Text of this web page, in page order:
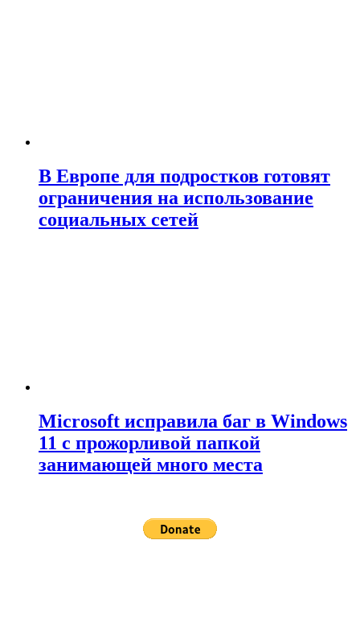
В Европе для подростков готовят
ограничения на использование
социальных сетей
Microsoft исправила баг в Windows
11 с прожорливой папкой
занимающей много места